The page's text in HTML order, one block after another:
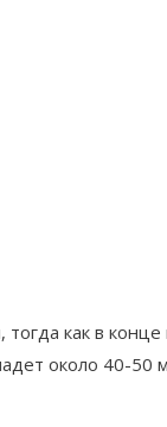
как в
около 40-